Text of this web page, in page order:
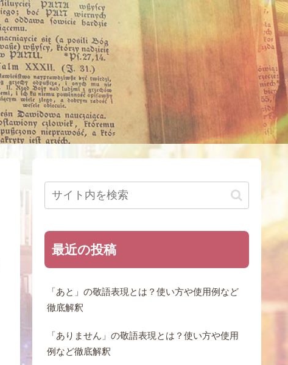
最近の投稿
「あと」の敬語表現とは？使い方や使用例など
徹底解釈
「ありません」の敬語表現とは？使い方や使用
例など徹底解釈